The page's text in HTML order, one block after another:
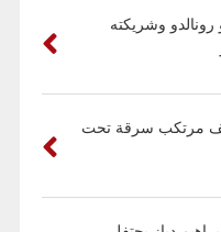
رونالدو وشريكته
مرتكب سرقة تحت